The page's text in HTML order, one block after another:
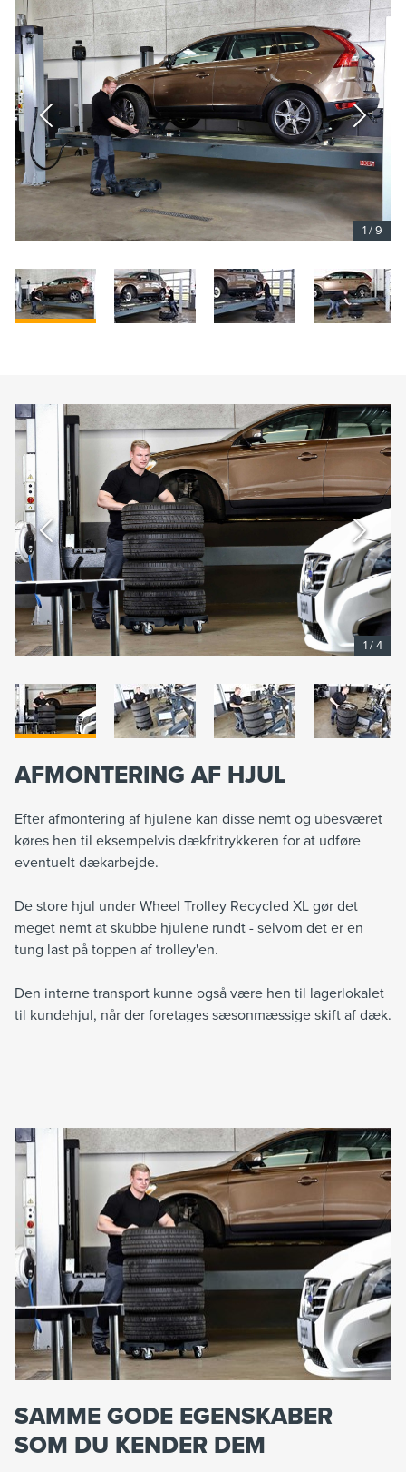
1/9
1/4
AFMONTERING AF HJUL
Efter afmontering af hjulene kan disse nemt og ubesværet
køres hen til eksempelvis dækfritrykkeren for at udføre
eventuelt dækarbejde.
De store hjul under Wheel Trolley Recycled XL gør det
meget nemt at skubbe hjulene rundt - selvom det er en
tung last på toppen af trolley'en.
Den interne transport kunne også være hen til lagerlokalet
til kundehjul, når der foretages sæsonmæssige skift af dæk.
SAMME GODE EGENSKABER
SOM DU KENDER DEM